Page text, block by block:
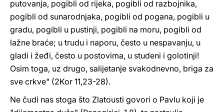
putovanja, pogibli od rijeka, pogibli od razbojnika,
pogibli od sunarodnjaka, pogibli od pogana, pogibli u
gradu, pogibli u pustinji, pogibli na moru, pogibli od
lažne braće; u trudu i naporu, često u nespavanju, u
gladi i žeđi, često u postovima, u studeni i golotinji!
Osim toga, uz drugo, salijetanje svakodnevno, briga za
sve crkve" (2Kor 11,23-28).
Ne čudi nas stoga što Zlatousti govori o Pavlu koji je